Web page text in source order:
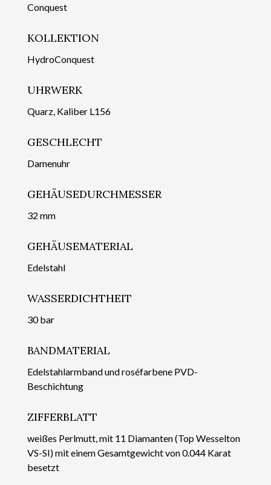
Conquest
KOLLEKTION
HydroConquest
UHRWERK
Quarz, Kaliber L156
GESCHLECHT
Damenuhr
GEHÄUSEDURCHMESSER
32 mm
GEHÄUSEMATERIAL
Edelstahl
WASSERDICHTHEIT
30 bar
BANDMATERIAL
Edelstahlarmband und roséfarbene PVD-
Beschichtung
ZIFFERBLATT
weißes Perlmutt, mit 11 Diamanten (Top Wesselton
VS-SI) mit einem Gesamtgewicht von 0.044 Karat
besetzt